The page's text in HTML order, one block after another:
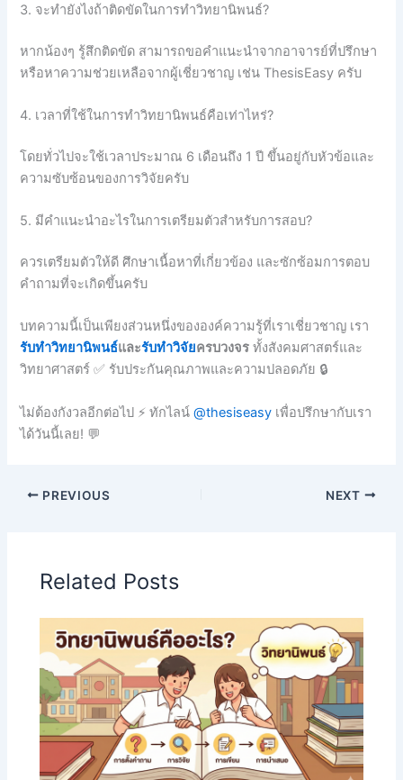
3. จะทำยังไงถ้าติดขัดในการทำวิทยานิพนธ์?
หากน้องๆ รู้สึกติดขัด สามารถขอคำแนะนำจากอาจารย์ที่ปรึกษา
หรือหาความช่วยเหลือจากผู้เชี่ยวชาญ เช่น ThesisEasy ครับ
4. เวลาที่ใช้ในการทำวิทยานิพนธ์คือเท่าไหร่?
โดยทั่วไปจะใช้เวลาประมาณ 6 เดือนถึง 1 ปี ขึ้นอยู่กับหัวข้อและ
ความซับซ้อนของการวิจัยครับ
5. มีคำแนะนำอะไรในการเตรียมตัวสำหรับการสอบ?
ควรเตรียมตัวให้ดี ศึกษาเนื้อหาที่เกี่ยวข้อง และซักซ้อมการตอบ
คำถามที่จะเกิดขึ้นครับ
บทความนี้เป็นเพียงส่วนหนึ่งขององค์ความรู้ที่เราเชี่ยวชาญ เรา
รับทำวิทยานิพนธ์และรับทำวิจัยครบวงจร ทั้งสังคมศาสตร์และ
วิทยาศาสตร์ ✅ รับประกันคุณภาพและความปลอดภัย 🔒
ไม่ต้องกังวลอีกต่อไป ⚡ ทักไลน์@thesiseasy เพื่อปรึกษากับเรา
ได้วันนี้เลย! 💬
PREVIOUS NEXT
Related Posts